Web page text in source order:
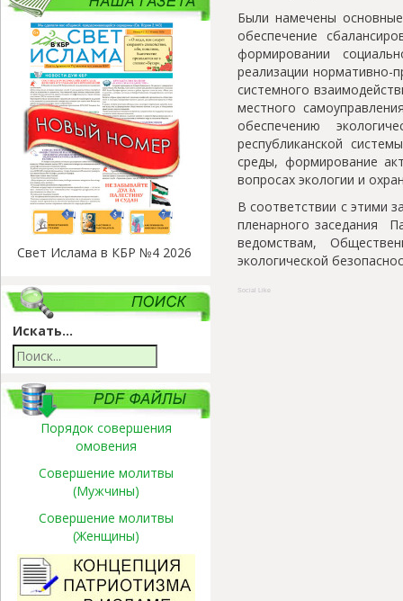
Свет Ислама в КБР №4 2026
Искать...
Порядок совершения
омовения
Совершение молитвы
(Мужчины)
Совершение молитвы
(Женщины)
Были намечены
обеспечение
формировании
реализации нормативно-
системного
местного
обеспечению
республиканской
среды, формирование
вопросах экологии и
В соответствии с этими
пленарного заседания
ведомствам,
экологической
Social Like